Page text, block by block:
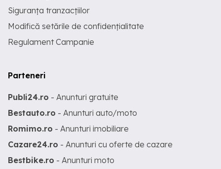
Siguranța tranzacțiilor
Modifică setările de confidențialitate
Regulament Campanie
Parteneri
Publi24.ro - Anunturi gratuite
Bestauto.ro - Anunturi auto/moto
Romimo.ro - Anunturi imobiliare
Cazare24.ro - Anunturi cu oferte de cazare
Bestbike.ro - Anunturi moto